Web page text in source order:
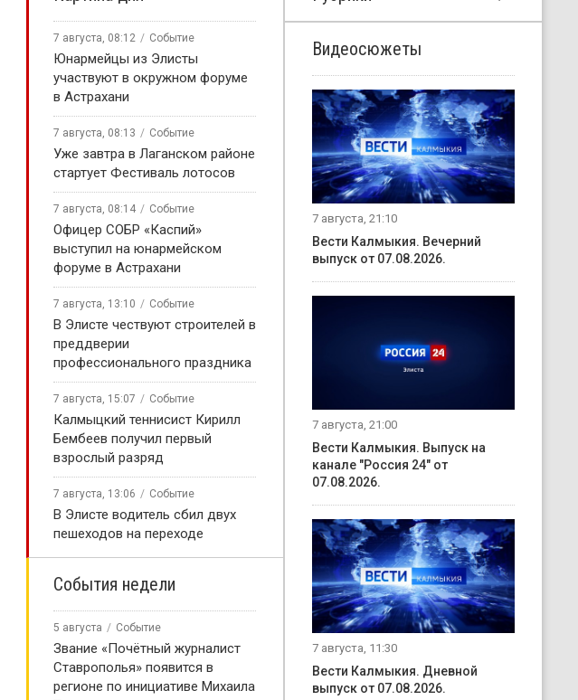
7 августа, 08:12 Событие
Юнармейцы из Элисты
участвуют в окружном форуме
в Астрахани
7 августа, 08:13 Событие
Уже завтра в Лаганском районе
стартует Фестиваль лотосов
7 августа, 08:14 Событие
Офицер СОБР «Каспий»
выступил на юнармейском
форуме в Астрахани
7 августа, 13:10 Событие
В Элисте чествуют строителей в
преддверии
профессионального праздника
7 августа, 15:07 Событие
Калмыцкий теннисист Кирилл
Бембеев получил первый
взрослый разряд
7 августа, 13:06 Событие
В Элисте водитель сбил двух
пешеходов на переходе
События недели
5 августа Событие
Звание «Почётный журналист
Ставрополья» появится в
регионе по инициативе Михаила
Видеосюжеты
7 августа, 21:10
Вести Калмыкия. Вечерний
выпуск от 07.08.2026.
7 августа, 21:00
Вести Калмыкия. Выпуск на
канале "Россия 24" от
07.08.2026.
7 августа, 11:30
Вести Калмыкия. Дневной
выпуск от 07.08.2026.